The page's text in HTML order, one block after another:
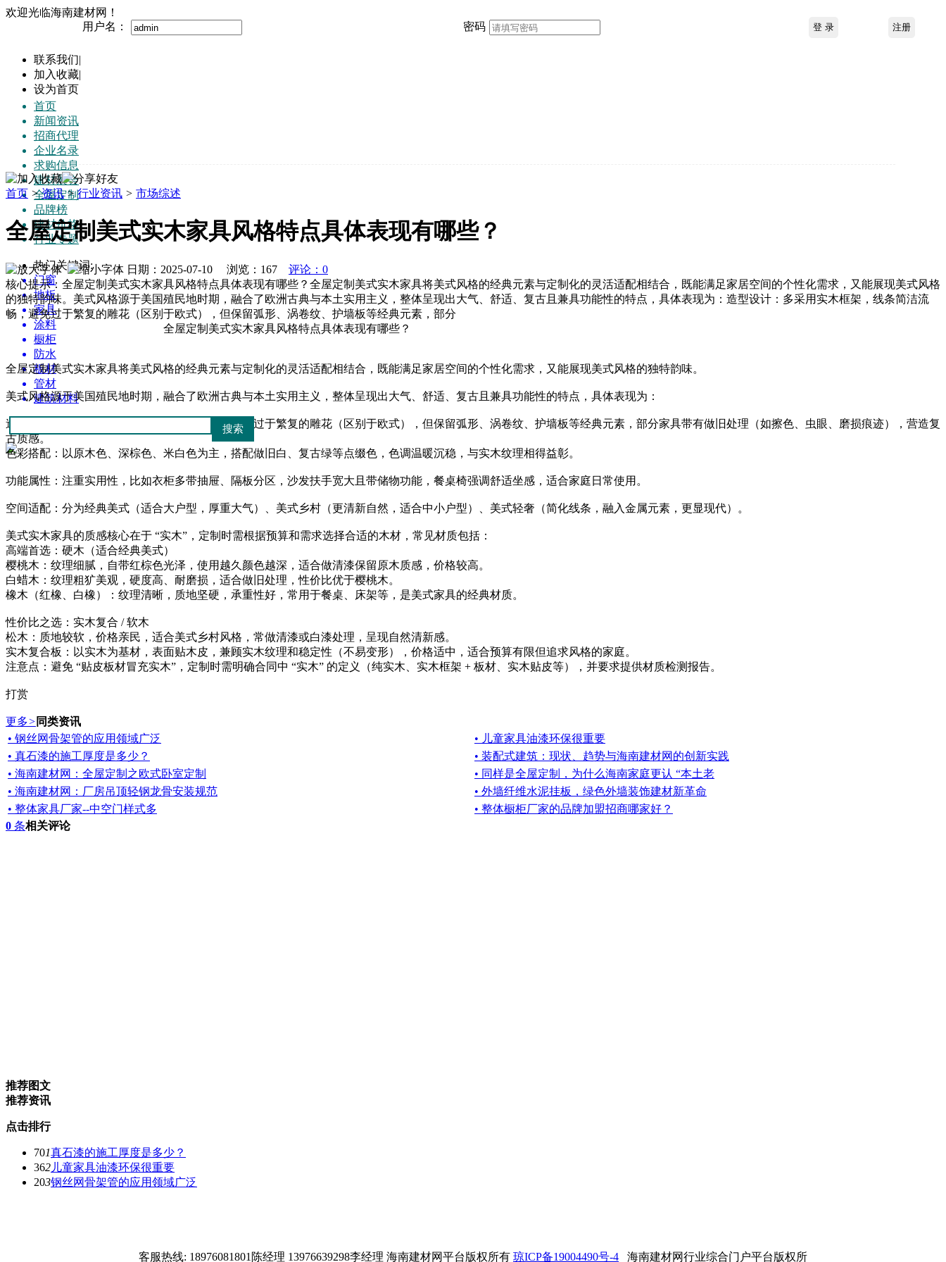
欢迎光临海南建材网！
用户名：
密码
联系我们|
加入收藏|
设为首页
首页
新闻资讯
招商代理
企业名录
求购信息
建材展会
全屋定制
品牌榜
建材价格
行业专题
热门关键词:
门窗
地板
家具
涂料
橱柜
防水
板材
管材
建筑材料
首页 > 资讯 > 行业资讯 > 市场综述
全屋定制美式实木家具风格特点具体表现有哪些？
日期：2025-07-10 浏览： 167
评论：0
核心提示：全屋定制美式实木家具风格特点具体表现有哪些？全屋定制美式实木家具将美式风格的经典元素与定制化的灵活适配相结合，既能满足家居空间的个性化需求，又能展现美式风格
的独特韵味。美式风格源于美国殖民地时期，融合了欧洲古典与本土实用主义，整体呈现出大气、舒适、复古且兼具功能性的特点，具体表现为：造型设计：多采用实木框架，线条简洁流
畅，避免过于繁复的雕花（区别于欧式），但保留弧形、涡卷纹、护墙板等经典元素，部分
全屋定制美式实木家具风格特点具体表现有哪些？
全屋定制美式实木家具将美式风格的经典元素与定制化的灵活适配相结合，既能满足家居空间的个性化需求，又能展现美式风格的独特韵味。
美式风格源于美国殖民地时期，融合了欧洲古典与本土实用主义，整体呈现出大气、舒适、复古且兼具功能性的特点，具体表现为：
造型设计：多采用实木框架，线条简洁流畅，避免过于繁复的雕花（区别于欧式），但保留弧形、涡卷纹、护墙板等经典元素，部分家具带有做旧处理（如擦色、虫眼、磨损痕迹），营造复
古质感。
色彩搭配：以原木色、深棕色、米白色为主，搭配做旧白、复古绿等点缀色，色调温暖沉稳，与实木纹理相得益彰。
功能属性：注重实用性，比如衣柜多带抽屉、隔板分区，沙发扶手宽大且带储物功能，餐桌椅强调舒适坐感，适合家庭日常使用。
空间适配：分为经典美式（适合大户型，厚重大气）、美式乡村（更清新自然，适合中小户型）、美式轻奢（简化线条，融入金属元素，更显现代）。
美式实木家具的质感核心在于 “实木”，定制时需根据预算和需求选择合适的木材，常见材质包括：
高端首选：硬木（适合经典美式）
樱桃木：纹理细腻，自带红棕色光泽，使用越久颜色越深，适合做清漆保留原木质感，价格较高。
白蜡木：纹理粗犷美观，硬度高、耐磨损，适合做旧处理，性价比优于樱桃木。
橡木（红橡、白橡）：纹理清晰，质地坚硬，承重性好，常用于餐桌、床架等，是美式家具的经典材质。
性价比之选：实木复合 / 软木
松木：质地较软，价格亲民，适合美式乡村风格，常做清漆或白漆处理，呈现自然清新感。
实木复合板：以实木为基材，表面贴木皮，兼顾实木纹理和稳定性（不易变形），价格适中，适合预算有限但追求风格的家庭。
注意点：避免 “贴皮板材冒充实木”，定制时需明确合同中 “实木” 的定义（纯实木、实木框架 + 板材、实木贴皮等），并要求提供材质检测报告。
打赏
更多> 同类资讯
• 钢丝网骨架管的应用领域广泛
• 儿童家具油漆环保很重要
• 真石漆的施工厚度是多少？
• 装配式建筑：现状、趋势与海南建材网的创新实践
• 海南建材网：全屋定制之欧式卧室定制
• 同样是全屋定制，为什么海南家庭更认 “本土老
• 海南建材网：厂房吊顶轻钢龙骨安装规范
• 外墙纤维水泥挂板，绿色外墙装饰建材新革命
• 整体家具厂家--中空门样式多
• 整体橱柜厂家的品牌加盟招商哪家好？
0 条相关评论
推荐图文
推荐资讯
点击排行
701真石漆的施工厚度是多少？
362 儿童家具油漆环保很重要
203钢丝网骨架管的应用领域广泛
客服热线: 18976081801陈经理 13976639298李经理 海南建材网平台版权所有 琼ICP备19004490号-4 海南建材网行业综合门户平台版权所